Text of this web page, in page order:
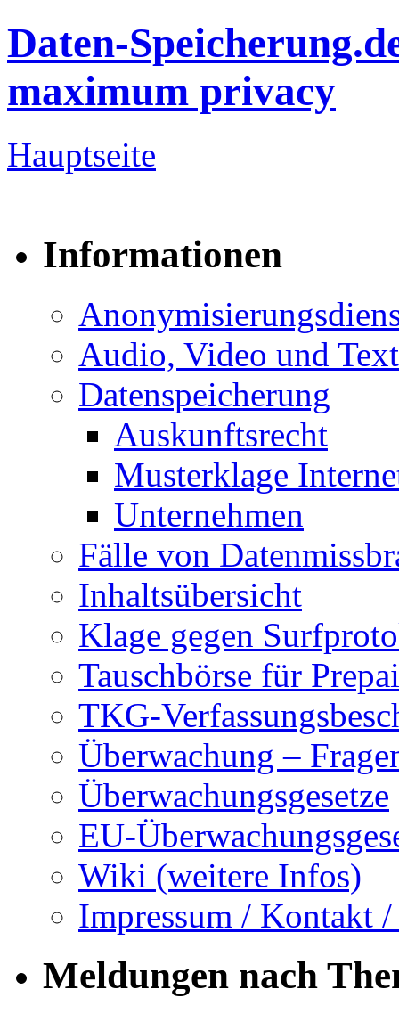
Daten-
maximum privacy
Hauptseite
Informationen
Audio, Video und Text
Datenspeicherung
Auskunftsrecht
Musterklage
Unternehmen
Fälle von
Inhaltsübersicht
Klage gegen
Tauschbörse für
TKG-
Überwachung –
Überwachungsgesetze
EU-
Wiki (weitere Infos)
Impressum / Kontakt
Meldungen nach